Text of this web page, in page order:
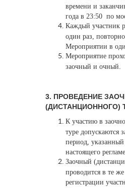
времени и
года в 23:50 по
Каждый участник
один раз,
Мероприятии в
Мероприятие
заочный и очный.
3. ПРОВЕДЕНИЕ
(ДИСТАНЦИОННОГО)
К участию в
туре допускаются
период,
настоящего
Заочный
проводится в те
регистрации